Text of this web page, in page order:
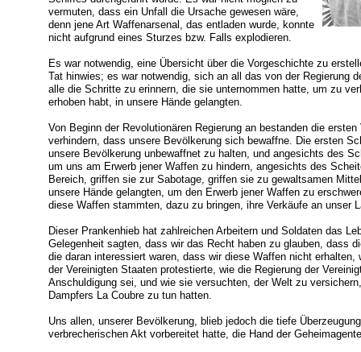
vermuten, dass ein Unfall die Ursache gewesen wäre,
denn jene Art Waffenarsenal, das entladen wurde, konnte
nicht aufgrund eines Sturzes bzw. Falls explodieren.
Es war notwendig, eine Übersicht über die Vorgeschichte zu
Tat hinwies; es war notwendig, sich an all das von der Regierung
alle die Schritte zu erinnern, die sie unternommen hatte, um zu
erhoben habt, in unsere Hände gelangten.
Von Beginn der Revolutionären Regierung an bestanden die
verhindern, dass unsere Bevölkerung sich bewaffne. Die ersten
unsere Bevölkerung unbewaffnet zu halten, und angesichts des
um uns am Erwerb jener Waffen zu hindern, angesichts des
Bereich, griffen sie zur Sabotage, griffen sie zu gewaltsamen
unsere Hände gelangten, um den Erwerb jener Waffen zu
diese Waffen stammten, dazu zu bringen, ihre Verkäufe an unser
Dieser Prankenhieb hat zahlreichen Arbeitern und Soldaten das
Gelegenheit sagten, dass wir das Recht haben zu glauben, dass
die daran interessiert waren, dass wir diese Waffen nicht erhalten,
der Vereinigten Staaten protestierte, wie die Regierung der
Anschuldigung sei, und wie sie versuchten, der Welt zu
Dampfers La Coubre zu tun hatten.
Uns allen, unserer Bevölkerung, blieb jedoch die tiefe
verbrecherischen Akt vorbereitet hatte, die Hand der